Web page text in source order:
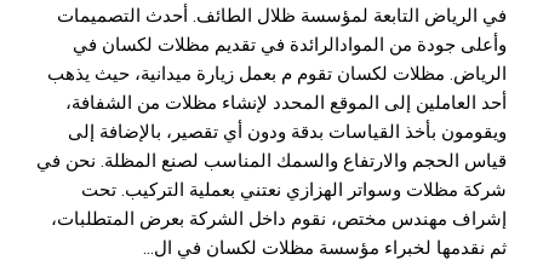
في الرياض التابعة لمؤسسة ظلال الطائف. أحدث التصميمات
وأعلى جودة من الموادالرائدة في تقديم مظلات لكسان في
الرياض. مظلات لكسان تقوم م بعمل زيارة ميدانية، حيث يذهب
أحد العاملين إلى الموقع المحدد لإنشاء مظلات من الشفافة،
ويقومون بأخذ القياسات بدقة ودون أي تقصير، بالإضافة إلى
قياس الحجم والارتفاع والسمك المناسب لصنع المظلة. نحن في
شركة مظلات وسواتر الهزازي نعتني بعملية التركيب. تحت
إشراف مهندس مختص، نقوم داخل الشركة بعرض المتطلبات،
ثم نقدمها لخبراء مؤسسة مظلات لكسان في ال...